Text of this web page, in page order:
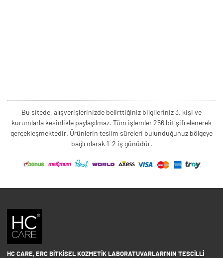
Bu sitede, alışverişlerinizde belirttiğiniz bilgileriniz 3. kişi ve
kurumlarla kesinlikle paylaşılmaz. Tüm işlemler 256 bit şifrelenerek
gerçekleşmektedir. Ürünlerin teslim süreleri bulunduğunuz bölgeye
bağlı olarak 1-2 iş günüdür.
HC CARE, ERC BITKISEL KOZMETIK LABORATUVARLARI'NIN TESCILLI